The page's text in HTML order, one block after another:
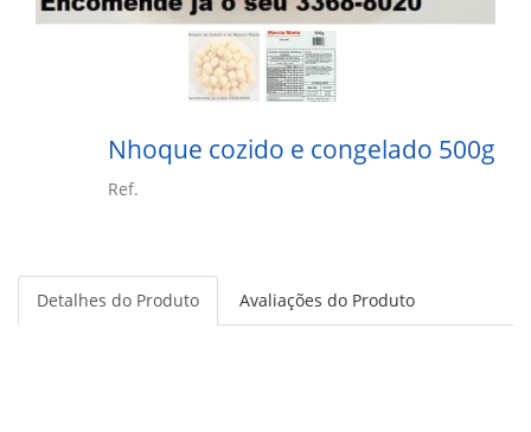
Nhoque cozido e congelado 500g
Ref.
Detalhes do Produto Avaliações do Produto